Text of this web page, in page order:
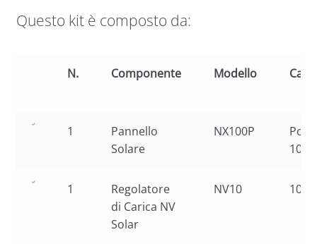
Questo kit è composto da:
N. Componente Modello
1
Pannello
Solare
NX100P
1
Regolatore
di Carica NV
Solar
NV10 10A-